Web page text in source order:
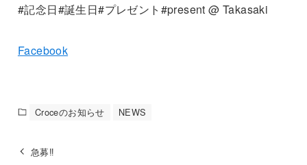
#記念日#誕生日#プレゼント#present @ Takasaki
Facebook
Croceのお知らせ NEWS
急募‼︎